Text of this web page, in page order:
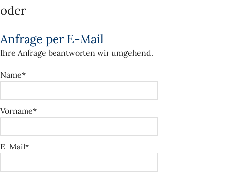
oder
Anfrage per E-Mail
Ihre Anfrage beantworten wir umgehend.
Name*
Vorname*
E-Mail*